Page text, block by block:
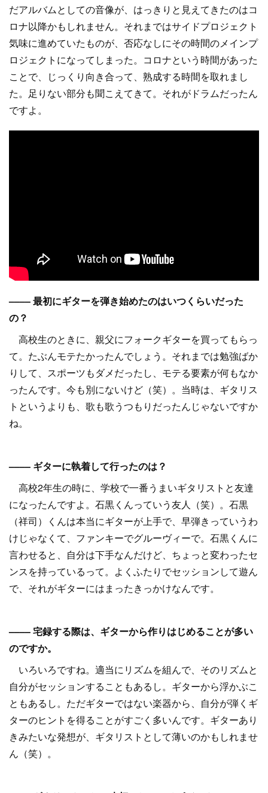
だアルバムとしての音像が、はっきりと見えてきたのはコ
ロナ以降かもしれません。それまではサイドプロジェクト
気味に進めていたものが、否応なしにその時間のメインプ
ロジェクトになってしまった。コロナという時間があった
ことで、じっくり向き合って、熟成する時間を取れまし
た。足りない部分も聞こえてきて。それがドラムだったん
ですよ。
–––– 最初にギターを弾き始めたのはいつくらいだった
の？
高校生のときに、親父にフォークギターを買ってもらっ
て。たぶんモテたかったんでしょう。それまでは勉強ばか
りして、スポーツもダメだったし、モテる要素が何もなか
ったんです。今も別にないけど（笑）。当時は、ギタリス
トというよりも、歌も歌うつもりだったんじゃないですか
ね。
–––– ギターに執着して行ったのは？
高校2年生の時に、学校で一番うまいギタリストと友達
になったんですよ。石黒くんっていう友人（笑）。石黒
（祥司）くんは本当にギターが上手で、早弾きっていうわ
けじゃなくて、ファンキーでグルーヴィーで。石黒くんに
言わせると、自分は下手なんだけど、ちょっと変わったセ
ンスを持っているって。よくふたりでセッションして遊ん
で、それがギターにはまったきっかけなんです。
–––– 宅録する際は、ギターから作りはじめることが多い
のですか。
いろいろですね。適当にリズムを組んで、そのリズムと
自分がセッションすることもあるし。ギターから浮かぶこ
ともあるし。ただギターではない楽器から、自分が弾くギ
ターのヒントを得ることがすごく多いんです。ギターあり
きみたいな発想が、ギタリストとして薄いのかもしれませ
ん（笑）。